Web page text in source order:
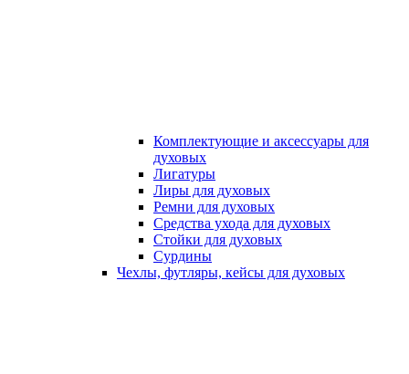
Комплектующие и аксессуары для
духовых
Лигатуры
Лиры для духовых
Ремни для духовых
Средства ухода для духовых
Стойки для духовых
Сурдины
Чехлы, футляры, кейсы для духовых